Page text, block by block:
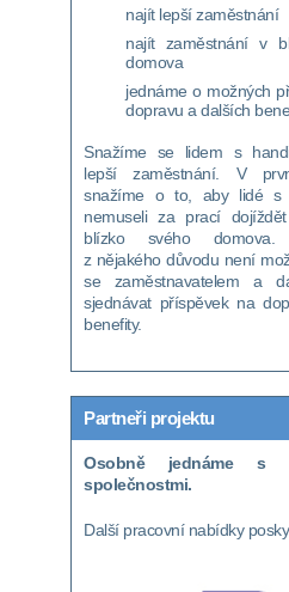
najít lepší zaměstnání
najít zaměstnání v
domova
jednáme o možných
dopravu a dalších
Snažíme se lidem s
lepší zaměstnání. V
snažíme o to, aby lidé s
nemuseli za prací
blízko svého
z nějakého důvodu není
se zaměstnavatelem a
sjednávat příspěvek na
benefity.
Partneři projektu
Osobně jednáme s
společnostmi.
Další pracovní nabídky